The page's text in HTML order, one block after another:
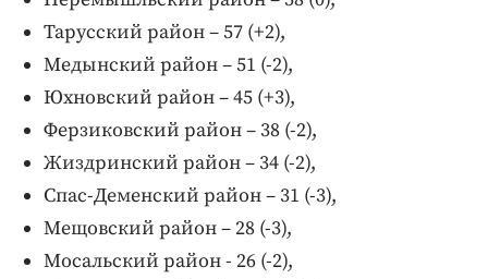
Тарусский район – 57 (+2),
Медынский район – 51 (-2),
Юхновский район – 45 (+3),
Ферзиковский район – 38 (-2),
Жиздринский район – 34 (-2),
Спас-Деменский район – 31 (-3),
Мещовский район – 28 (-3),
Мосальский район - 26 (-2),